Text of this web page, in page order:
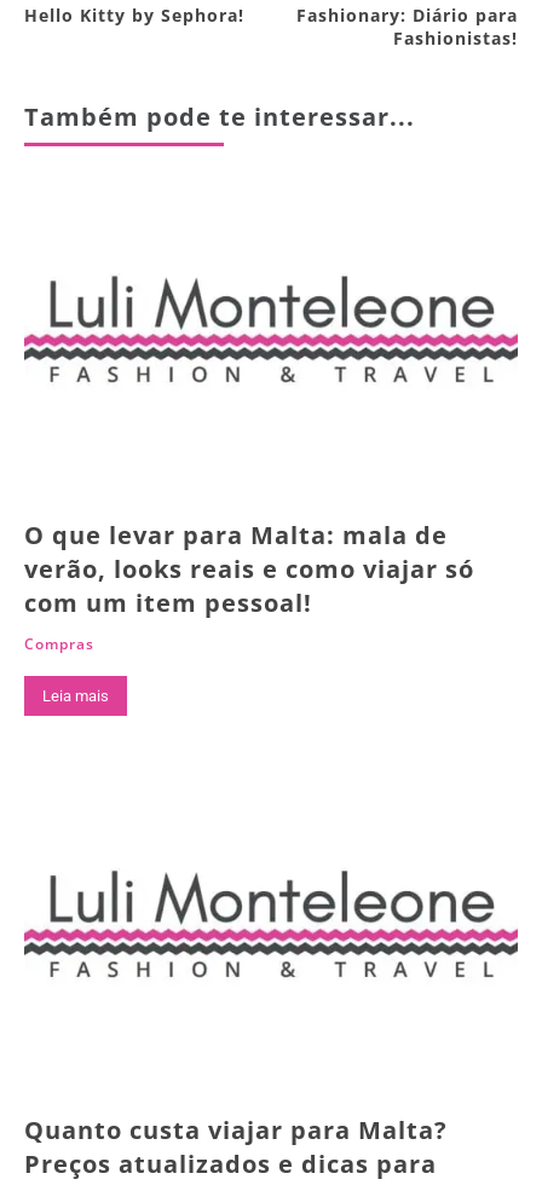
Hello Kitty by Sephora!
Fashionary: Diário para
Fashionistas!
Também pode te interessar...
O que levar para Malta: mala de
verão, looks reais e como viajar só
com um item pessoal!
Compras
Leia mais
Quanto custa viajar para Malta?
Preços atualizados e dicas para